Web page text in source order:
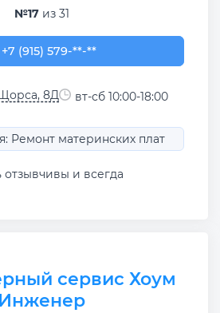
№17из 31
(915) 579-69-95
+7 (915) 579-**-**
8Д вт-сб 10:00-18:00
Ремонт материнских плат
отзывчивы и всегда
сервис Хоум
Инженер